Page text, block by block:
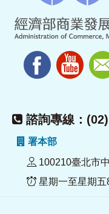
諮詢專線：
署本部
100210臺北市
星期一至星期五